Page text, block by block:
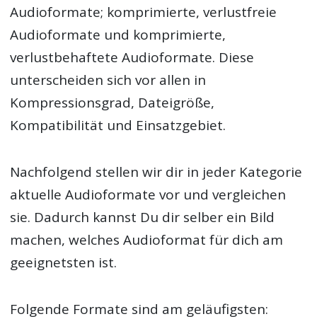
Audioformate; komprimierte, verlustfreie
Audioformate und komprimierte,
verlustbehaftete Audioformate. Diese
unterscheiden sich vor allen in
Kompressionsgrad, Dateigröße,
Kompatibilität und Einsatzgebiet.
Nachfolgend stellen wir dir in jeder Kategorie
aktuelle Audioformate vor und vergleichen
sie. Dadurch kannst Du dir selber ein Bild
machen, welches Audioformat für dich am
geeignetsten ist.
Folgende Formate sind am geläufigsten: